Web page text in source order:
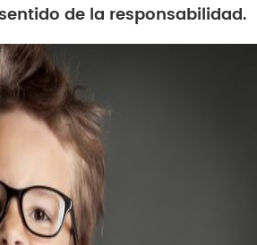
de la responsabilidad.